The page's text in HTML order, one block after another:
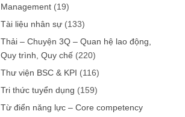
Management (19)
Tài liệu nhân sự (133)
Thải – Chuyện 3Q – Quan hệ lao động,
Quy trình, Quy chế (220)
Thư viện BSC & KPI (116)
Tri thức tuyển dụng (159)
Từ điển năng lực – Core competency